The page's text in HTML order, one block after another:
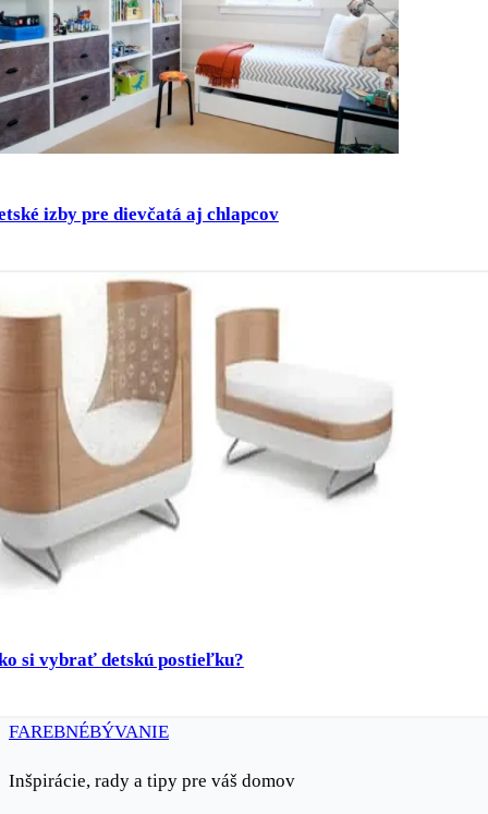
izby pre dievčatá aj chlapcov
si vybrať detskú postieľku?
FAREBNÉBÝVANIE
Inšpirácie, rady a tipy pre váš domov